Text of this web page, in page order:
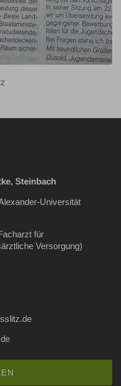
Steinbach
Universität
für
Versorgung)